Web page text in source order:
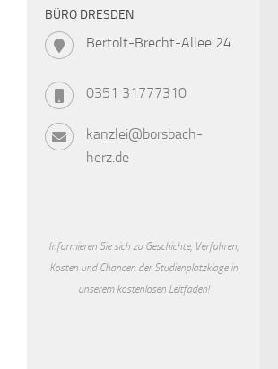
BÜRO DRESDEN
Bertolt-Brecht-Allee 24
0351 31777310
kanzlei@borsbach-
herz.de
Informieren Sie sich zu Geschichte, Verfahren,
Kosten und Chancen der Studienplatzklage in
unserem kostenlosen Leitfaden!